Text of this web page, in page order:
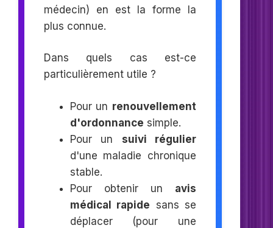
médecin) en est la forme la
plus connue.
Dans quels cas est-ce
particulièrement utile ?
Pour un renouvellement
d'ordonnance simple.
Pour un suivi régulier
d'une maladie chronique
stable.
Pour obtenir un avis
médical rapide sans se
déplacer (pour une